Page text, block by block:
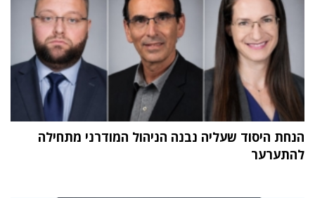
הנחת היסוד שעליה נבנה הניהול המודרני מתחילה
להתערער